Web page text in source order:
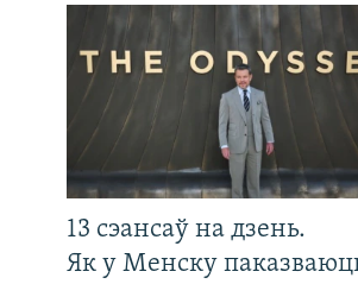
13 сэансаў на дзень.
Як у Менску